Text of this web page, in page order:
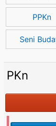
PPKn
Seni
PKn